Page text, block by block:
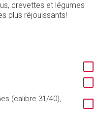
crevettes et légumes
plus réjouissants!
(calibre 31/40),